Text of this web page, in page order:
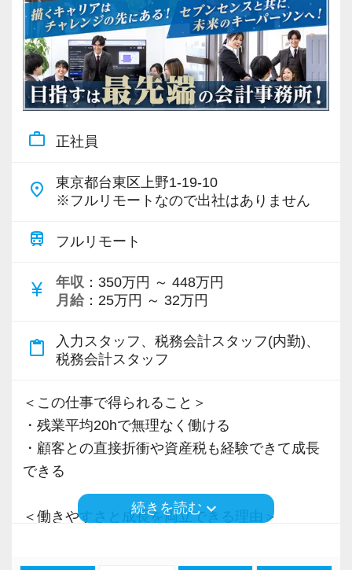
work_outline 正社員
place
東京都台東区上野1-19-10
※フルリモートなので出社はありません
train フルリモート
currency_yen 年収 ：350万円 ～ 448万円
月給 ：25万円 ～ 32万円
content_paste
入力スタッフ、税務会計スタッフ(内勤)、
税務会計スタッフ
＜この仕事で得られること＞
・残業平均20hで無理なく働ける
・顧客との直接折衝や資産税も経験できて成長
できる
＜働きやすさと成長を両立できる理由＞
・分業体制で業務負担を軽減
続きを読むkeyboard_arrow_down